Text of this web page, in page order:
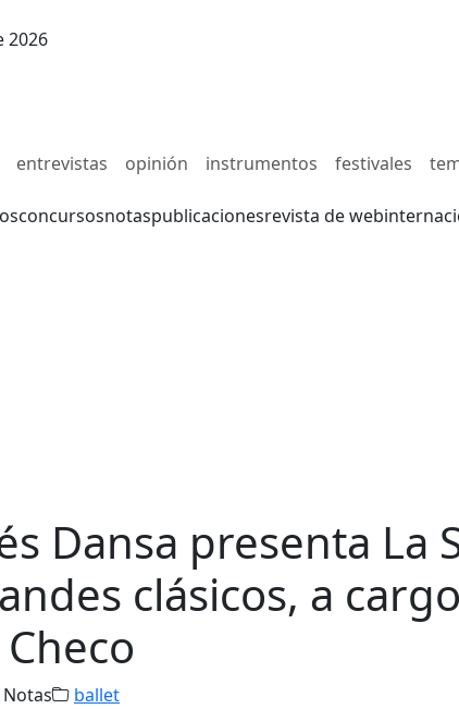
2026
entrevistas opinión instrumentos festivales
concursosnotaspublicacionesrevista de web
Dansa presenta La
clásicos, a
Notas ballet